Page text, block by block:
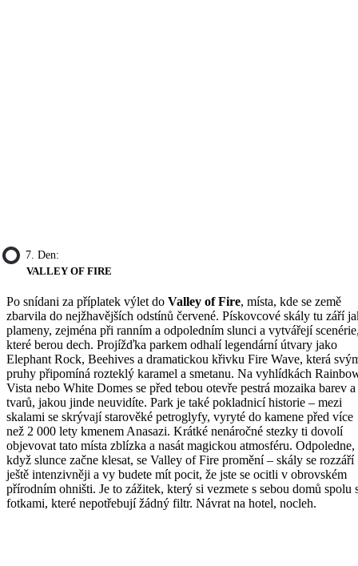
7. Den:
VALLEY OF FIRE
Po snídani za příplatek výlet do Valley of Fire, místa, kde se země
zbarvila do nejžhavějších odstínů červené. Pískovcové skály tu září
plameny, zejména při ranním a odpoledním slunci a vytvářejí
které berou dech. Projížďka parkem odhalí legendární útvary jako
Elephant Rock, Beehives a dramatickou křivku Fire Wave, která
pruhy připomíná rozteklý karamel a smetanu. Na vyhlídkách
Vista nebo White Domes se před tebou otevře pestrá mozaika barev a
tvarů, jakou jinde neuvidíte. Park je také pokladnicí historie – mezi
skalami se skrývají starověké petroglyfy, vyryté do kamene před více
než 2 000 lety kmenem Anasazi. Krátké nenáročné stezky ti dovolí
objevovat tato místa zblízka a nasát magickou atmosféru. Odpoledne,
když slunce začne klesat, se Valley of Fire promění – skály se rozzáří
ještě intenzivněji a vy budete mít pocit, že jste se ocitli v obrovském
přírodním ohništi. Je to zážitek, který si vezmete s sebou domů spolu
fotkami, které nepotřebují žádný filtr. Návrat na hotel, nocleh.